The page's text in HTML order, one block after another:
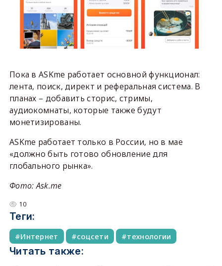
Пока в ASKme работает основной функционал:
лента, поиск, директ и реферальная система. В
планах – добавить сторис, стримы,
аудиокомнаты, которые также будут
монетизированы.
ASKme работает только в России, но в мае
«должно быть готово обновление для
глобального рынка».
Фото: Ask.me
10
Теги:
Интернет соцсети технологии
Читать также: